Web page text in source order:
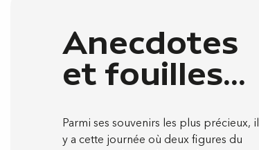
Anecdotes
et fouilles...
Parmi ses souvenirs les plus précieux, il
y a cette journée où deux figures du